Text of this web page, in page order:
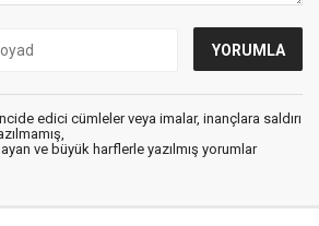
edici cümleler veya imalar, inançlara saldırı
ve büyük harflerle yazılmış yorumlar